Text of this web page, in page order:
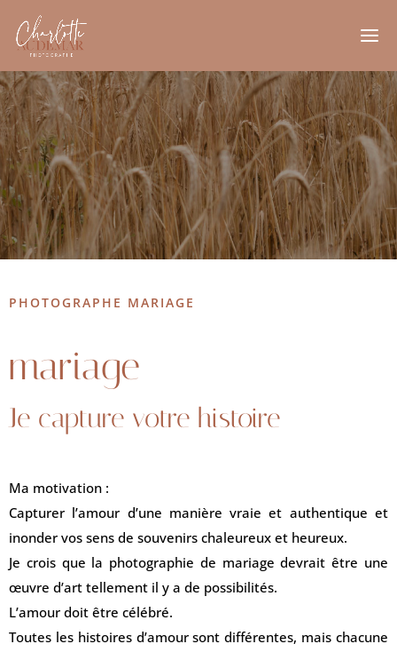
PHOTOGRAPHE MARIAGE
mariage
Je capture votre histoire
Ma motivation :
Capturer l’amour d’une manière vraie et authentique et
inonder vos sens de souvenirs chaleureux et heureux.
Je crois que la photographie de mariage devrait être une
œuvre d’art tellement il y a de possibilités.
L’amour doit être célébré.
Toutes les histoires d’amour sont différentes, mais chacune